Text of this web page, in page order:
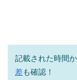
記載された時間
差も確認！